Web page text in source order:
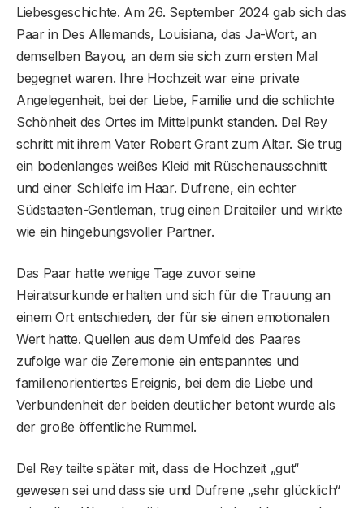
Liebesgeschichte. Am 26. September 2024 gab sich das
Paar in Des Allemands, Louisiana, das Ja-Wort, an
demselben Bayou, an dem sie sich zum ersten Mal
begegnet waren. Ihre Hochzeit war eine private
Angelegenheit, bei der Liebe, Familie und die schlichte
Schönheit des Ortes im Mittelpunkt standen. Del Rey
schritt mit ihrem Vater Robert Grant zum Altar. Sie trug
ein bodenlanges weißes Kleid mit Rüschenausschnitt
und einer Schleife im Haar. Dufrene, ein echter
Südstaaten-Gentleman, trug einen Dreiteiler und wirkte
wie ein hingebungsvoller Partner.
Das Paar hatte wenige Tage zuvor seine
Heiratsurkunde erhalten und sich für die Trauung an
einem Ort entschieden, der für sie einen emotionalen
Wert hatte. Quellen aus dem Umfeld des Paares
zufolge war die Zeremonie ein entspanntes und
familienorientiertes Ereignis, bei dem die Liebe und
Verbundenheit der beiden deutlicher betont wurde als
der große öffentliche Rummel.
Del Rey teilte später mit, dass die Hochzeit „gut“
gewesen sei und dass sie und Dufrene „sehr glücklich“